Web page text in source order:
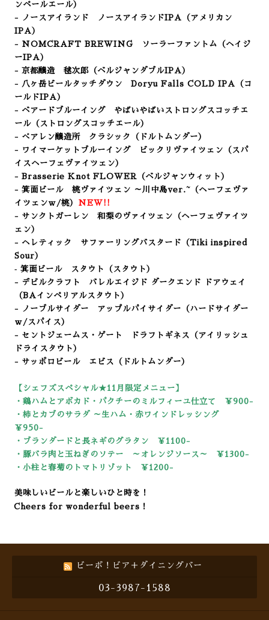
ンペールエール）
- ノースアイランド ノースアイランドIPA（アメリカン
IPA）
- NOMCRAFT BREWING ソーラーファントム（ヘイジ
ーIPA）
- 京都醸造 毬次郎（ベルジャンダブルIPA）
- 八ヶ岳ビールタッチダウン Doryu Falls COLD IPA（コ
ールドIPA）
- ベアードブルーイング やばいやばいストロングスコッチエ
ール（ストロングスコッチエール）
- べアレン醸造所 クラシック（ドルトムンダー）
- ワイマーケットブルーイング ビックリヴァイツェン（スパ
イスヘーフェヴァイツェン）
- Brasserie Knot FLOWER （ベルジャンウィット）
- 箕面ビール 桃ヴァイツェン ～川中島ver.~（ヘーフェヴァ
イツェンｗ/桃） NEW!!
- サンクトガーレン 和梨のヴァイツェン （ヘーフェヴァイツ
ェン）
- ヘレティック サファーリングバスタード（Tiki inspired
Sour）
‐ 箕面ビール スタウト（スタウト）
- デビルクラフト バレルエイジド ダークエンド ドアウェイ
（BAインペリアルスタウト）
- ノーブルサイダー アップルパイサイダー（ハードサイダー
ｗ/スパイス）
- セントジェームス・ゲート ドラフトギネス（アイリッシュ
ドライスタウト）
- サッポロビール エビス（ドルトムンダー）
【シェフズスペシャル★11 月限定メニュー】
・鶏ハムとアボカド・パクチーのミルフィーユ仕立て ￥900-
・柿とカブのサラダ ～生ハム・赤ワインドレッシング
￥950-
・ブランダードと長ネギのグラタン ￥1100-
・豚バラ肉と玉ねぎのソテー ～オレンジソース～ ￥1300-
・小柱と春菊のトマトリゾット ￥1200-
美味しいビールと楽しいひと時を！
Cheers for wonderful beers！
ビーボ！ビア＋ダイニングバー
03-3987-1588